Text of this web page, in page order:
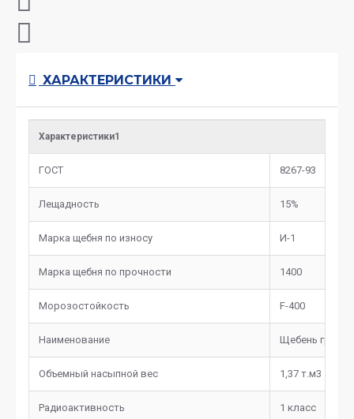
ХАРАКТЕРИСТИКИ
Характеристики1
ГОСТ 8267-93
Лещадность 15%
Марка щебня по износу И-1
Марка щебня по прочности 1400
Морозостойкость F-400
Наименование Щебень
Объемный насыпной вес 1,37 т.м3
Радиоактивность 1 класс